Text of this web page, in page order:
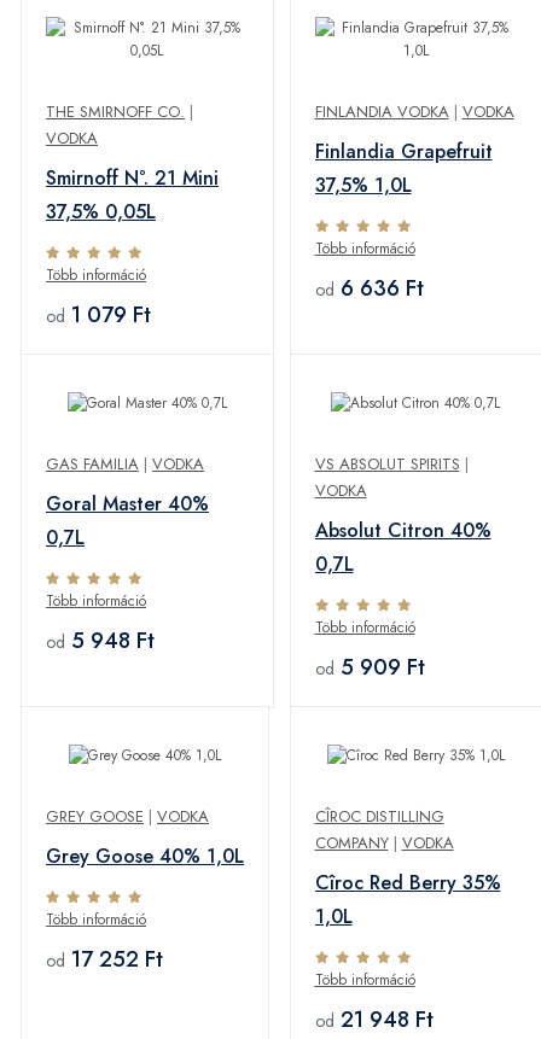
THE SMIRNOFF CO. |
VODKA
Smirnoff N°. 21 Mini
37,5% 0,05L
Több információ
od 1 079 Ft
FINLANDIA VODKA| VODKA
Finlandia Grapefruit
37,5% 1,0L
Több információ
od 6 636 Ft
GAS FAMILIA | VODKA
Goral Master 40%
0,7L
Több információ
od 5 948 Ft
VS ABSOLUT SPIRITS |
VODKA
Absolut Citron 40%
0,7L
Több információ
od 5 909 Ft
GREY GOOSE | VODKA
Grey Goose 40% 1,0L
Több információ
od 17 252 Ft
CÎROC DISTILLING
COMPANY| VODKA
Cîroc Red Berry 35%
1,0L
Több információ
od 21 948 Ft